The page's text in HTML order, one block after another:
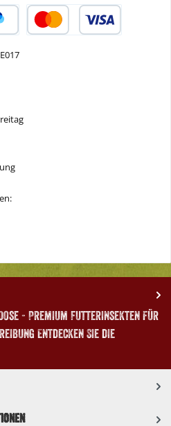
- Premium Futterinsekten für
Entdecken Sie die